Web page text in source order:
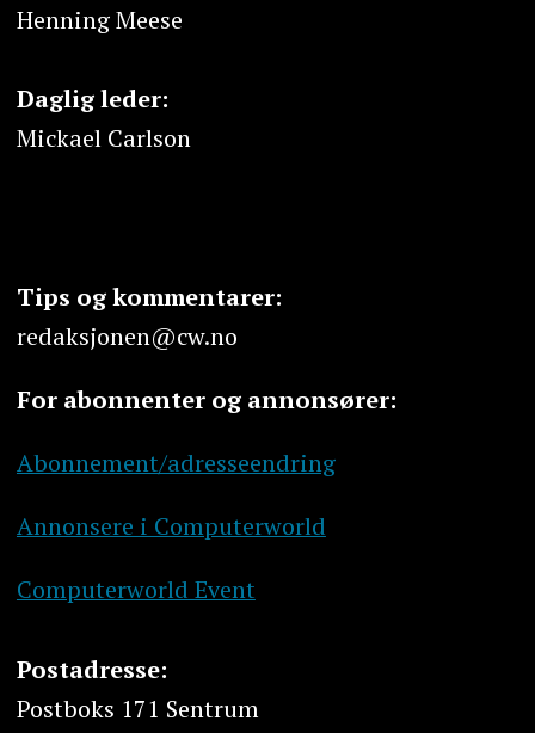
Henning Meese
Daglig leder:
Mickael Carlson
Tips og kommentarer:
redaksjonen@cw.no
For abonnenter og annonsører:
Abonnement/adresseendring
Annonsere i Computerworld
Computerworld Event
Postadresse:
Postboks 171 Sentrum